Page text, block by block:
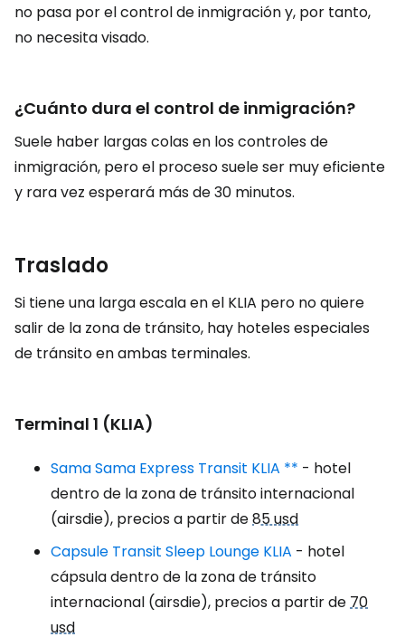
no pasa por el control de inmigración y, por tanto,
no necesita visado.
¿Cuánto dura el control de inmigración?
Suele haber largas colas en los controles de
inmigración, pero el proceso suele ser muy eficiente
y rara vez esperará más de 30 minutos.
Traslado
Si tiene una larga escala en el KLIA pero no quiere
salir de la zona de tránsito, hay hoteles especiales
de tránsito en ambas terminales.
Terminal 1 (KLIA)
Sama Sama Express Transit KLIA ** - hotel
dentro de la zona de tránsito internacional
(airsdie), precios a partir de85 usd
Capsule Transit Sleep Lounge KLIA - hotel
cápsula dentro de la zona de tránsito
internacional (airsdie), precios a partir de70
usd